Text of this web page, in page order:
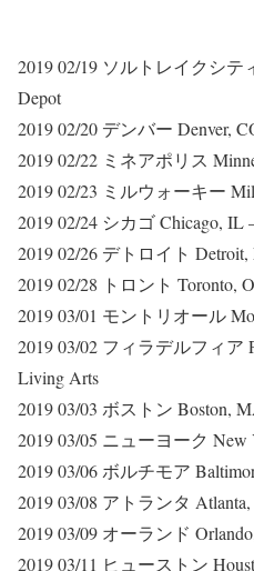
2019 02/19 ソルトレイクシテ
Depot
2019 02/20 デンバー Denver,
2019 02/22 ミネアポリス
2019 02/23 ミルウォーキー
2019 02/24 シカゴ Chicago, IL
2019 02/26 デトロイト
2019 02/28 トロント Toronto,
2019 03/01 モントリオール
2019 03/02 フィラデルフィア
Living Arts
2019 03/03 ボストン Boston,
2019 03/05 ニューヨーク New
2019 03/06 ボルチモア
2019 03/08 アトランタ
2019 03/09 オーランド
2019 03/11 ヒューストン